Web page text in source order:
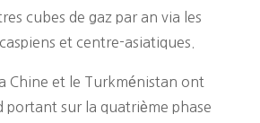
cubes de gaz par an via les
et centre-asiatiques.
Chine et le Turkménistan ont
portant sur la quatrième phase